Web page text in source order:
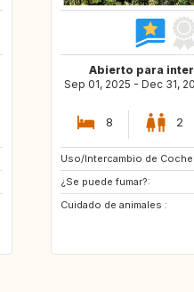
Abierto para
Sep 01, 2025 - Dec 31,
8 2
Uso/Intercambio de
¿Se puede fumar?:
Cuidado de animales :